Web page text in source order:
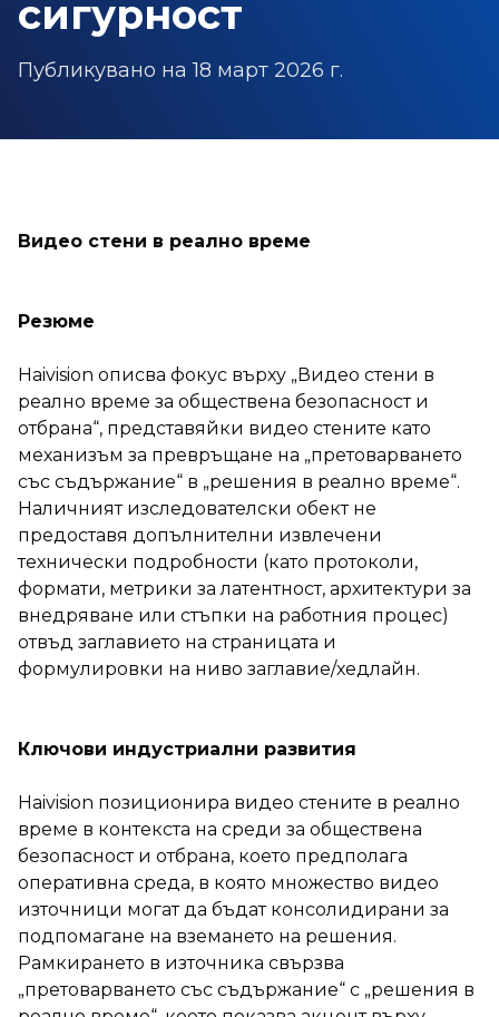
сигурност
Публикувано на 18 март 2026 г.
Видео стени в реално време
Резюме
Haivision описва фокус върху „Видео стени в
реално време за обществена безопасност и
отбрана“, представяйки видео стените като
механизъм за превръщане на „претоварването
със съдържание“ в „решения в реално време“.
Наличният изследователски обект не
предоставя допълнителни извлечени
технически подробности (като протоколи,
формати, метрики за латентност, архитектури за
внедряване или стъпки на работния процес)
отвъд заглавието на страницата и
формулировки на ниво заглавие/хедлайн.
Ключови индустриални развития
Haivision позиционира видео стените в реално
време в контекста на среди за обществена
безопасност и отбрана, което предполага
оперативна среда, в която множество видео
източници могат да бъдат консолидирани за
подпомагане на вземането на решения.
Рамкирането в източника свързва
„претоварването със съдържание“ с „решения в